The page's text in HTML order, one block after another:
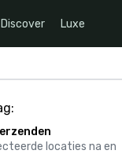
Discover Luxe
locaties na en